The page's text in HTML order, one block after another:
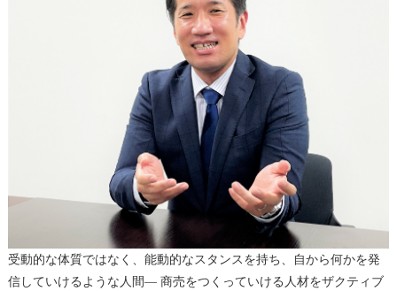
受動的な体質ではなく、能動的なスタンスを持ち、自から何かを発
信していけるような人間― 商売をつくっていける人材をザクティブ